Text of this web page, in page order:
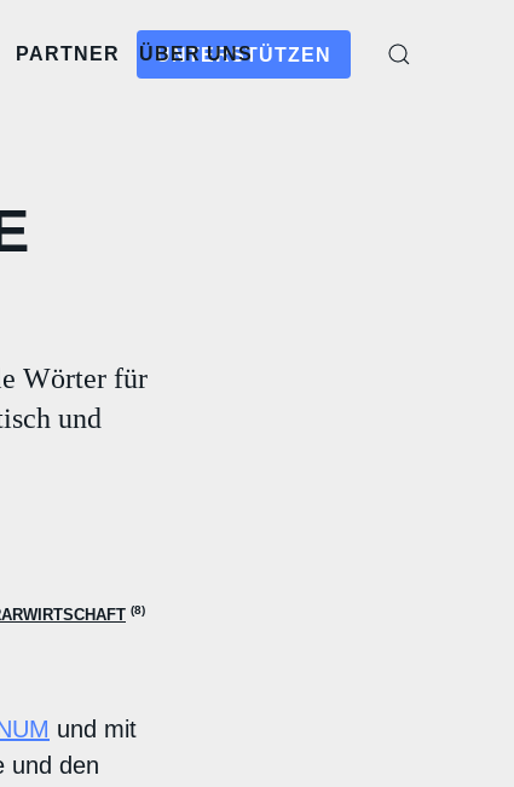
PARTNER ÜBER UNS
UNTERSTÜTZEN
Wörter für
und
(8)
und mit
und den